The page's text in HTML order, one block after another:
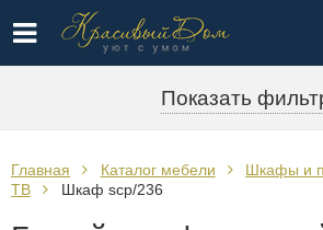
Показать
Главная Каталог мебели Шкафы и
ТВ
Шкаф scp/236